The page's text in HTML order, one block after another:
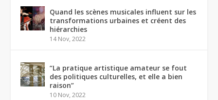
Quand les scènes musicales influent sur les
transformations urbaines et créent des
hiérarchies
14 Nov, 2022
“La pratique artistique amateur se fout
des politiques culturelles, et elle a bien
raison”
10 Nov, 2022